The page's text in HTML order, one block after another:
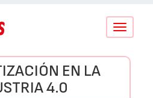
Conmutar
EN LA
4.0